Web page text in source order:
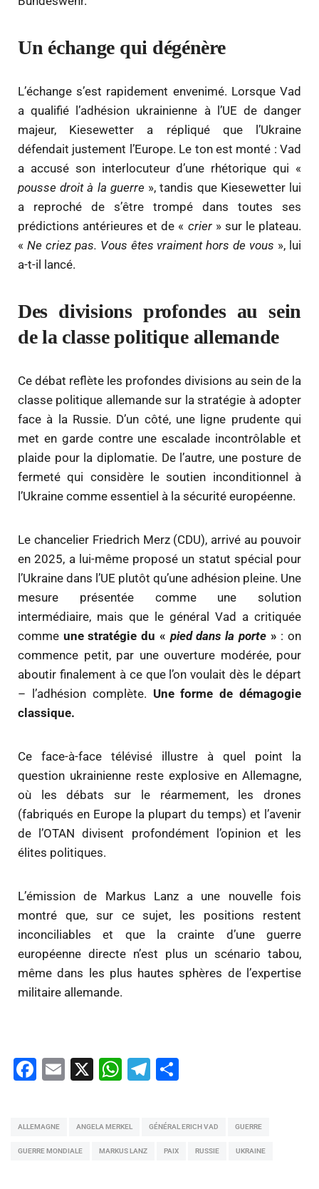
Un échange qui dégénère
L’échange s’est rapidement envenimé. Lorsque Vad
a qualifié l’adhésion ukrainienne à l’UE de danger
majeur, Kiesewetter a répliqué que l’Ukraine
défendait justement l’Europe. Le ton est monté : Vad
a accusé son interlocuteur d’une rhétorique qui «
pousse droit à la guerre », tandis que Kiesewetter lui
a reproché de s’être trompé dans toutes ses
prédictions antérieures et de « crier» sur le plateau.
« Ne criez pas. Vous êtes vraiment hors de vous », lui
a-t-il lancé.
Des divisions profondes au sein
de la classe politique allemande
Ce débat reflète les profondes divisions au sein de la
classe politique allemande sur la stratégie à adopter
face à la Russie. D’un côté, une ligne prudente qui
met en garde contre une escalade incontrôlable et
plaide pour la diplomatie. De l’autre, une posture de
fermeté qui considère le soutien inconditionnel à
l’Ukraine comme essentiel à la sécurité européenne.
Le chancelier Friedrich Merz (CDU), arrivé au pouvoir
en 2025, a lui-même proposé un statut spécial pour
l’Ukraine dans l’UE plutôt qu’une adhésion pleine. Une
mesure présentée comme une solution
intermédiaire, mais que le général Vad a critiquée
comme une stratégie du « pied dans la porte» : on
commence petit, par une ouverture modérée, pour
aboutir finalement à ce que l’on voulait dès le départ
– l’adhésion complète. Une forme de démagogie
classique.
Ce face-à-face télévisé illustre à quel point la
question ukrainienne reste explosive en Allemagne,
où les débats sur le réarmement, les drones
(fabriqués en Europe la plupart du temps) et l’avenir
de l’OTAN divisent profondément l’opinion et les
élites politiques.
L’émission de Markus Lanz a une nouvelle fois
montré que, sur ce sujet, les positions restent
inconciliables et que la crainte d’une guerre
européenne directe n’est plus un scénario tabou,
même dans les plus hautes sphères de l’expertise
militaire allemande.
Facebook
Email
X WhatsApp
Telegram
ALLEMAGNE ANGELA MERKEL GÉNÉRAL ERICH VAD GUERRE
GUERRE MONDIALE MARKUS LANZ PAIX RUSSIE UKRAINE